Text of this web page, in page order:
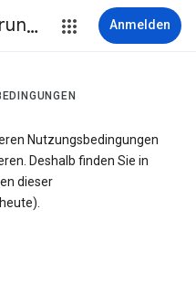
Datenschutzerklärung & Nutzungsbedingungen Anmelden
Nutzungsbedingungen
Deshalb finden Sie in
dieser